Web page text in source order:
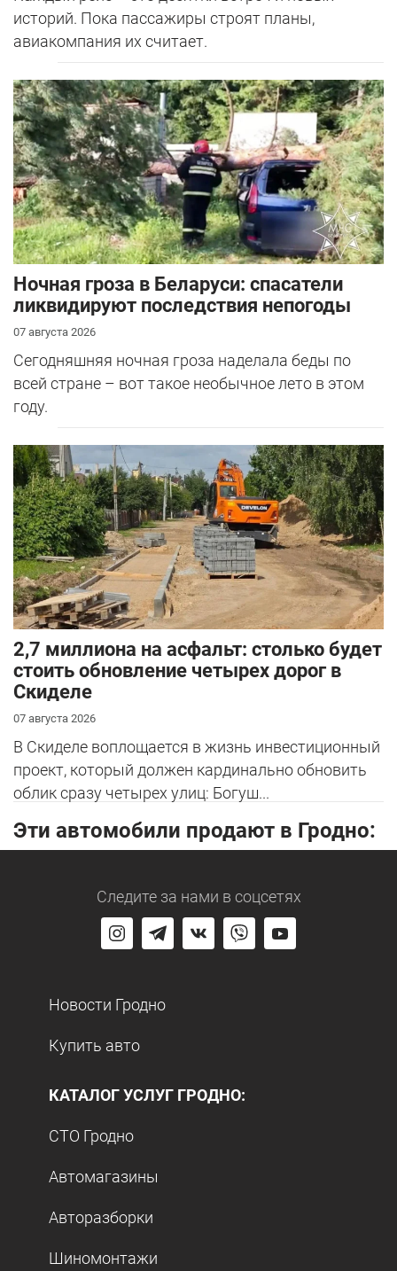
историй. Пока пассажиры строят планы,
авиакомпания их считает.
Ночная гроза в Беларуси: спасатели
ликвидируют последствия непогоды
07 августа 2026
Сегодняшняя ночная гроза наделала беды по
всей стране – вот такое необычное лето в этом
году.
2,7 миллиона на асфальт: столько будет
стоить обновление четырех дорог в
Скиделе
07 августа 2026
В Скиделе воплощается в жизнь инвестиционный
проект, который должен кардинально обновить
облик сразу четырех улиц: Богуш...
Эти автомобили продают в Гродно:
Следите за нами в соцсетях
Новости Гродно
Купить авто
КАТАЛОГ УСЛУГ ГРОДНО:
СТО Гродно
Автомагазины
Авторазборки
Шиномонтажи